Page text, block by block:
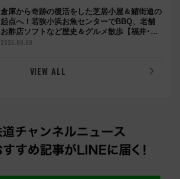
倉庫から奇跡の復活をした芝居小屋＆鯖街道の
起点へ！若狭小浜お魚センターでBBQ、老舗
お酢店ソフトなど歴史＆グルメ散歩【福井･小
浜観光】
2026.08.09
VIEW ALL